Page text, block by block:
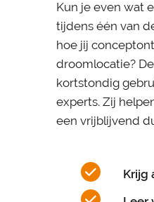
Kun je even wat
tijdens één van
hoe jij
droomlocatie?
kortstondig
experts. Zij
een vrijblijvend
Krijg